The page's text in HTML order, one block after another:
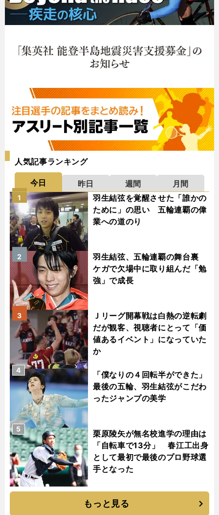
人気記事ランキング
今日 昨日 週間
月間
羽生結弦を覚醒させた「誰かの
ために」の思い 五輪連覇の偉
業への道のり
1
羽生結弦、五輪連覇の舞台裏
ケガで欠場中に取り組んだ「勉
強」で成長
2
Ｊリーグ開幕戦は白熱の逆転劇
だが観客、視聴者にとって「価
値あるイベント」になっていた
か
3
「僕なりの４回転半ができた」
最後の五輪、羽生結弦がこだわ
ったジャンプの美学
4
栗原陵矢が無名校進学の理由は
「自転車で13分」 春江工出身
として最初で最後のプロ野球選
手となった
5
もっと見る